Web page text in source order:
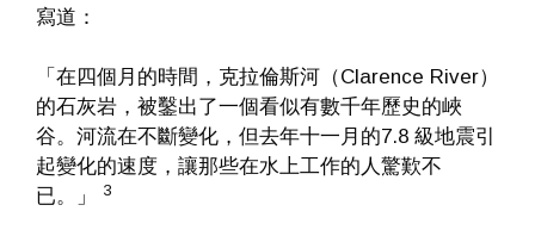
寫道：
「在四個月的時間，克拉倫斯河（Clarence River）
的石灰岩，被鑿出了一個看似有數千年歷史的峽
谷。河流在不斷變化，但去年十一月的7.8 級地震引
起變化的速度，讓那些在水上工作的人驚歎不
已。」
3